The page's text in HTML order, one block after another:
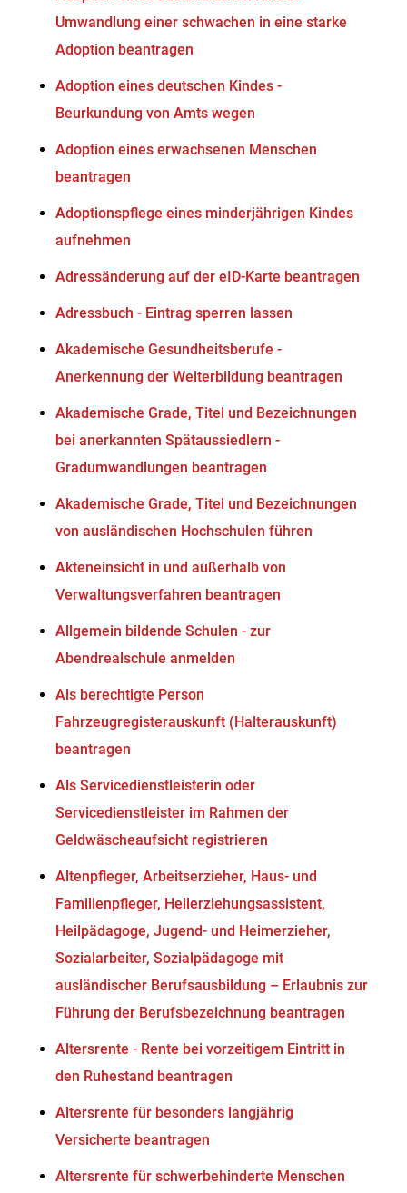
Umwandlung einer schwachen in eine starke
Adoption beantragen
Adoption eines deutschen Kindes -
Beurkundung von Amts wegen
Adoption eines erwachsenen Menschen
beantragen
Adoptionspflege eines minderjährigen Kindes
aufnehmen
Adressänderung auf der eID-Karte beantragen
Adressbuch - Eintrag sperren lassen
Akademische Gesundheitsberufe -
Anerkennung der Weiterbildung beantragen
Akademische Grade, Titel und Bezeichnungen
bei anerkannten Spätaussiedlern -
Gradumwandlungen beantragen
Akademische Grade, Titel und Bezeichnungen
von ausländischen Hochschulen führen
Akteneinsicht in und außerhalb von
Verwaltungsverfahren beantragen
Allgemein bildende Schulen - zur
Abendrealschule anmelden
Als berechtigte Person
Fahrzeugregisterauskunft (Halterauskunft)
beantragen
Als Servicedienstleisterin oder
Servicedienstleister im Rahmen der
Geldwäscheaufsicht registrieren
Altenpfleger, Arbeitserzieher, Haus- und
Familienpfleger, Heilerziehungsassistent,
Heilpädagoge, Jugend- und Heimerzieher,
Sozialarbeiter, Sozialpädagoge mit
ausländischer Berufsausbildung – Erlaubnis zur
Führung der Berufsbezeichnung beantragen
Altersrente - Rente bei vorzeitigem Eintritt in
den Ruhestand beantragen
Altersrente für besonders langjährig
Versicherte beantragen
Altersrente für schwerbehinderte Menschen